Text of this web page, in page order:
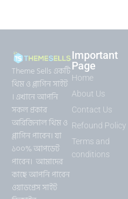
Theme Sells একটি
থিম ও প্লাগিন সাইট
। এখানে আপনি
সকল প্রকার
অরিজিনাল থিম ও
প্লাগিন পাবেন। যা
১০০% আপডেট
পাবেন। আমাদের
কাছে আপনি পাবেন
ওয়াডপ্রেস সাইট
Important
Page
Home
About Us
Contact Us
Refound Policy
Terms and
conditions